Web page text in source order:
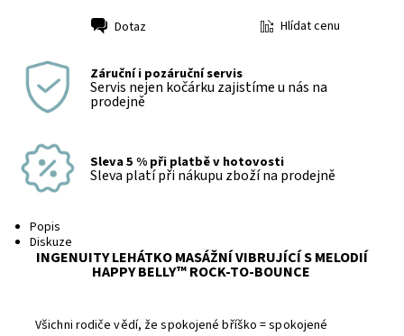
Dotaz Hlídat cenu
Záruční i pozáruční servis
Servis nejen kočárku zajistíme u nás na
prodejně
Sleva 5 % při platbě v hotovosti
Sleva platí při nákupu zboží na prodejně
Popis
Diskuze
INGENUITY LEHÁTKO MASÁŽNÍ VIBRUJÍCÍ S MELODIÍ
HAPPY BELLY™ ROCK-TO-BOUNCE
Všichni rodiče vědí, že spokojené bříško = spokojené